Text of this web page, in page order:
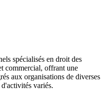
spécialisés en droit des
commercial, offrant une
aux organisations de diverses
variés.